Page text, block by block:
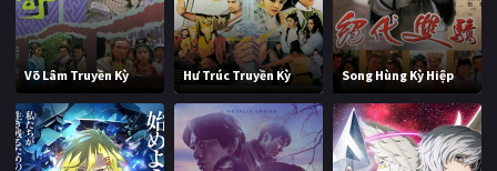
Võ Lâm Truyền Kỳ Hư Trúc Truyền Kỳ Song Hùng Kỳ Hiệp